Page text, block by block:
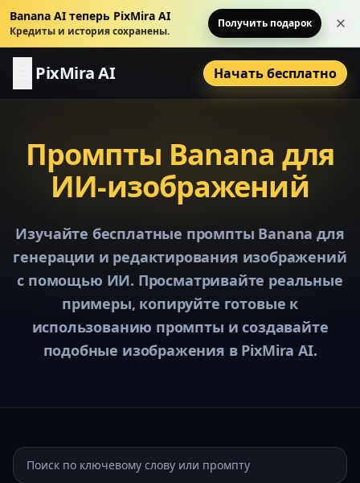
Banana AI теперь PixMira AI
Кредиты и история сохранены.
Получить подарок
PixMira AI Начать бесплатно
Промпты Banana для
ИИ-изображений
Изучайте бесплатные промпты Banana для
генерации и редактирования изображений
с помощью ИИ. Просматривайте реальные
примеры, копируйте готовые к
использованию промпты и создавайте
подобные изображения в PixMira AI.
Поиск промптов